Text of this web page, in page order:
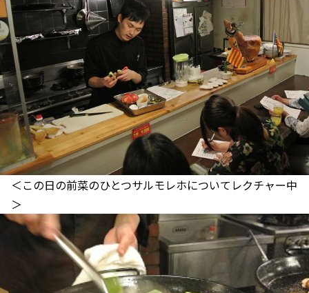
＜この日の前菜のひとつサルモレホについてレクチャー中
＞